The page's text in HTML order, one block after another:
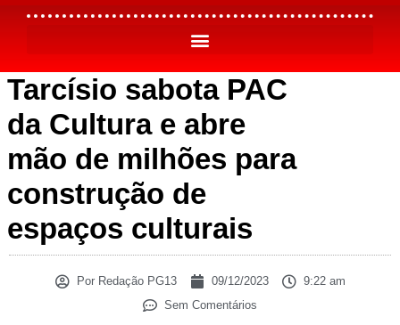
Tarcísio sabota PAC
da Cultura e abre
mão de milhões para
construção de
espaços culturais
PorRedação PG13 09/12/2023
9:22 am
Sem Comentários